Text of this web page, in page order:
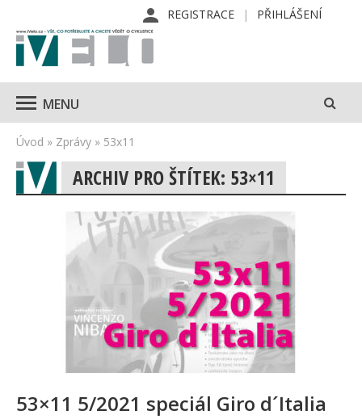
REGISTRACE PŘIHLÁŠENÍ
MENU
Úvod » Zprávy » 53x11
ARCHIV PRO ŠTÍTEK: 53×11
53×11 5/2021 speciál Giro d´Italia